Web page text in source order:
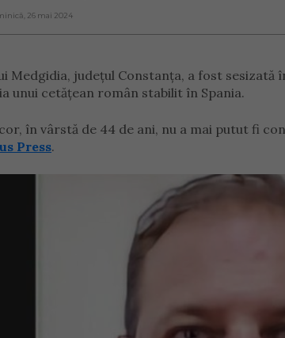
26 mai 2024
Medgidia, județul Constanța, a fost sesizată
unui cetățean român stabilit în Spania.
în vârstă de 44 de ani, nu a mai putut fi
Press.